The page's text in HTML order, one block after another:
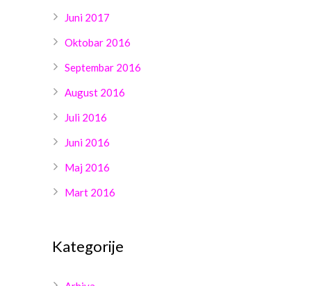
Juni 2017
Oktobar 2016
Septembar 2016
August 2016
Juli 2016
Juni 2016
Maj 2016
Mart 2016
Kategorije